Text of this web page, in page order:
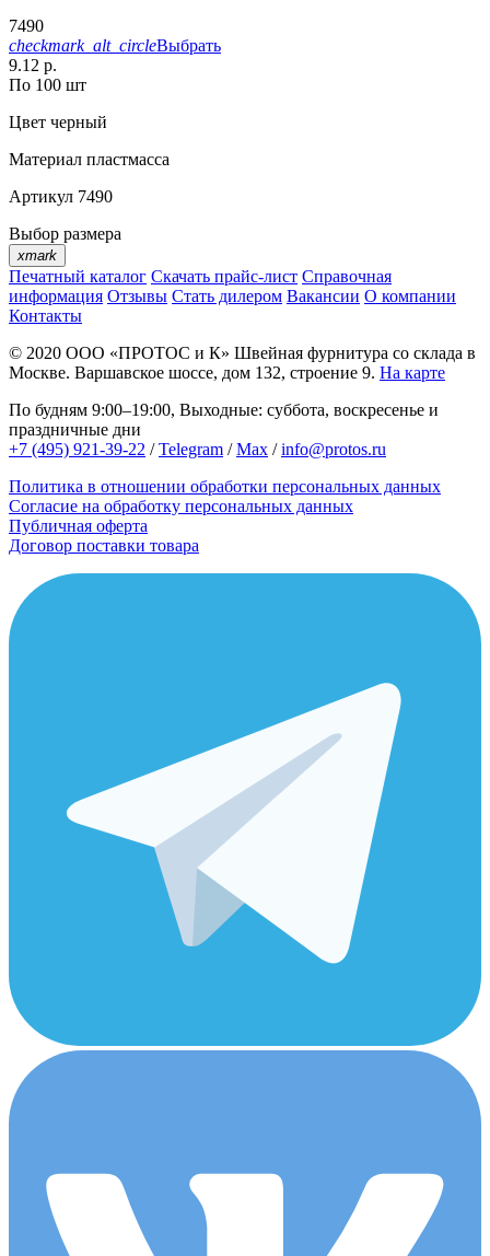
7490
checkmark_alt_circleВыбрать
9.12 р.
По 100 шт
Цвет черный
Материал пластмасса
Артикул 7490
Выбор размера
xmark
Печатный каталог Скачать прайс-лист Справочная
информация Отзывы Стать дилером Вакансии О компании
Контакты
© 2020 ООО «ПРОТОС и К» Швейная фурнитура со склада в
Москве. Варшавское шоссе, дом 132, строение 9. На карте
По будням 9:00–19:00, Выходные: суббота, воскресенье и
праздничные дни
+7 (495) 921-39-22 /Telegram /Max /info@protos.ru
Политика в отношении обработки персональных данных
Согласие на обработку персональных данных
Публичная оферта
Договор поставки товара